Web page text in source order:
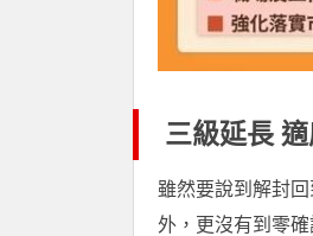
三級延長 適
雖然要說到解封
外，更沒有到零